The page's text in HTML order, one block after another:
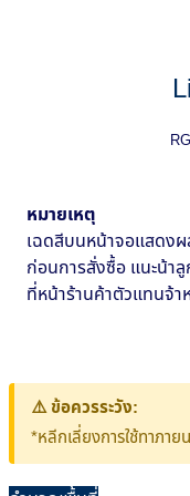
หมายเหตุ
เฉดสีบนหน้าจอแสดง
ก่อนการสั่งซื้อ แนะน้า
ที่หน้าร้านค้าตัวแทนจ้
⚠️ ข้อควรระวัง:
*หลีกเลี่ยงการใช้ทาภา